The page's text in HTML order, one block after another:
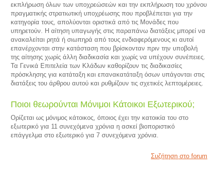
εκπλήρωση όλων των υποχρεώσεών και την εκπλήρωση του χρόνου
πραγματικής στρατιωτική υποχρέωσης που προβλέπεται για την
κατηγορία τους, απολύονται οριστικά από τις Μονάδες που
υπηρετούν. Η αίτηση υπαγωγής στις παραπάνω διατάξεις μπορεί να
ανακαλείται ρητά ή σιωπηρά από τους ενδιαφερόμενους κι αυτοί
επανέρχονται στην κατάσταση που βρίσκονταν πριν την υποβολή
της αίτησης χωρίς άλλη διαδικασία και χωρίς να υπέχουν συνέπειες.
Τα Γενικά Επιτελεία των Κλάδων καθορίζουν τις διαδικασίες
πρόσκλησης για κατάταξη και επανακατάταξη όσων υπάγονται στις
διατάξεις του άρθρου αυτού και ρυθμίζουν τις σχετικές λεπτομέρειες.
Ποιοι θεωρούνται Μόνιμοι Κάτοικοι Εξωτερικού;
Ορίζεται ως μόνιμος κάτοικος, όποιος έχει την κατοικία του στο
εξωτερικό για 11 συνεχόμενα χρόνια η ασκεί βιοποριστικό
επάγγελμα στο εξωτερικό για 7 συνεχόμενα χρόνια.
Συζήτηση στο forum